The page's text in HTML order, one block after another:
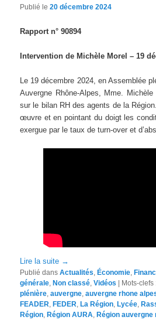
Publié le20 décembre 2024
Rapport n° 90894
Intervention de Michèle Morel – 19
Le 19 décembre 2024, en Assemblée
Auvergne Rhône-Alpes, Mme.
sur le bilan RH des agents de la
œuvre et en pointant du doigt les
exergue par le taux de turn-over et
Lire la suite →
Publié dans Actualités,Économie,
générale,Non classé,Vidéos | Mots-clefs
plénière,auvergne,auvergne rhone
FEADER,FEDER,La Région,Lycée,
Région,Région AURA,Région auvergne